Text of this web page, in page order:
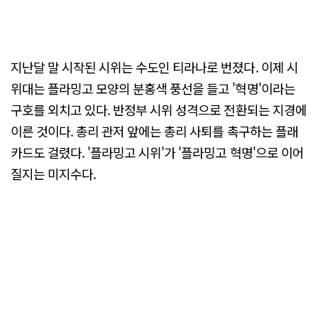
지난달 말 시작된 시위는 수도인 티라나로 번졌다. 이제 시
위대는 플라밍고 모양의 분홍색 풍선을 들고 '혁명'이라는
구호를 외치고 있다. 반정부 시위 성격으로 전환되는 지경에
이른 것이다. 총리 관저 앞에는 총리 사퇴를 촉구하는 플래
카드도 걸렸다. '플라밍고 시위'가 '플라밍고 혁명'으로 이어
질지는 미지수다.